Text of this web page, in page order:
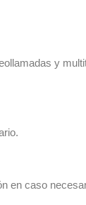
y
en caso